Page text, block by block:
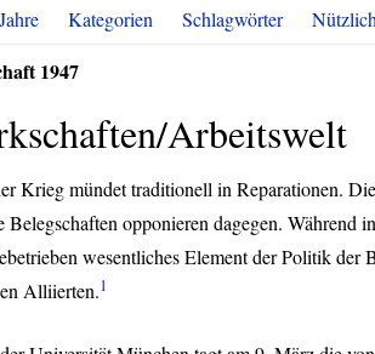
Jahre Kategorien Schlagwörter
1947
Arbeitswelt
Krieg mündet traditionell in Reparationen.
Belegschaften opponieren dagegen. Während
wesentliches Element der Politik der
Alliierten.1